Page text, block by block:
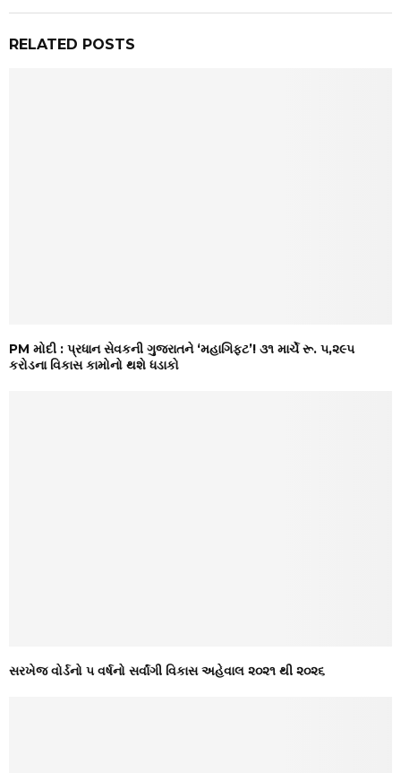
RELATED POSTS
PM મોદી : પ્રધાન સેવકની ગુજરાતને ‘મહાગિફ્ટ’! ૩૧ માર્ચે રૂ. ૫,૨૯૫
કરોડના વિકાસ કામોનો થશે ધડાકો
સરખેજ વોર્ડનો ૫ વર્ષનો સર્વાંગી વિકાસ અહેવાલ ૨૦૨૧ થી ૨૦૨૬